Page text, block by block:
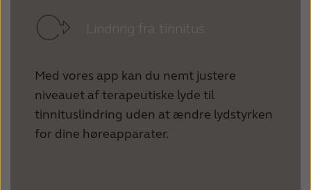
Lindring fra tinnitus
Med vores app kan du nemt justere
niveauet af terapeutiske lyde til
tinnituslindring uden at ændre lydstyrken
for dine høreapparater.